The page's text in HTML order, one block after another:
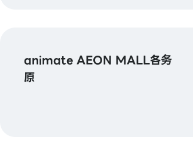
animate AEON MALL各务
原